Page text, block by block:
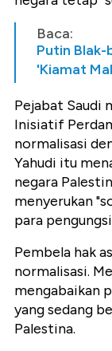
Baca:
Putin Blak-
'Kiamat
Pejabat Saudi
Inisiatif
normalisasi
Yahudi itu
negara
menyerukan
para
Pembela hak
normalisasi.
mengabaikan
yang sedang
Palestina.